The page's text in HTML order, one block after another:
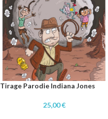
Tirage Parodie Indiana Jones
25,00€